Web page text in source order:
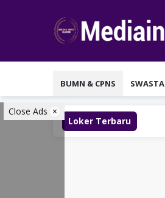
BUMN & CPNS SWASTA
Close Ads
Loker Terbaru